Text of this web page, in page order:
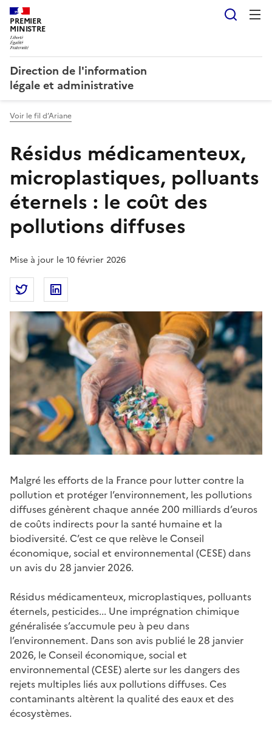
PREMIER
MINISTRE
Direction de l'information
légale et administrative
Voir le fil d’Ariane
Résidus médicamenteux,
microplastiques, polluants
éternels : le coût des
pollutions diffuses
Mise à jour le 10 février 2026
Partager la page
Partager Résidus médicamenteux,
Malgré les efforts de la France pour lutter contre la
pollution et protéger l’environnement, les pollutions
diffuses génèrent chaque année 200 milliards d’euros
de coûts indirects pour la santé humaine et la
biodiversité. C’est ce que relève le Conseil
économique, social et environnemental (CESE) dans
un avis du 28 janvier 2026.
Résidus médicamenteux, microplastiques, polluants
éternels, pesticides... Une imprégnation chimique
généralisée s’accumule peu à peu dans
l’environnement. Dans son avis publié le 28 janvier
2026, le Conseil économique, social et
environnemental (CESE) alerte sur les dangers des
rejets multiples liés aux pollutions diffuses. Ces
contaminants altèrent la qualité des eaux et des
écosystèmes.